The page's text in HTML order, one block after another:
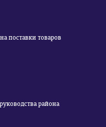
поставки товаров
района